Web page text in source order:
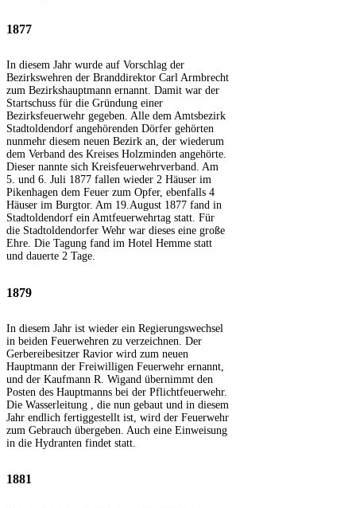
1877
In diesem Jahr wurde auf Vorschlag der
Bezirkswehren der Branddirektor Carl Armbrecht
zum Bezirkshauptmann ernannt. Damit war der
Startschuss für die Gründung einer
Bezirksfeuerwehr gegeben. Alle dem Amtsbezirk
Stadtoldendorf angehörenden Dörfer gehörten
nunmehr diesem neuen Bezirk an, der wiederum
dem Verband des Kreises Holzminden angehörte.
Dieser nannte sich Kreisfeuerwehrverband. Am
5. und 6. Juli 1877 fallen wieder 2 Häuser im
Pikenhagen dem Feuer zum Opfer, ebenfalls 4
Häuser im Burgtor. Am 19.August 1877 fand in
Stadtoldendorf ein Amtfeuerwehrtag statt. Für
die Stadtoldendorfer Wehr war dieses eine große
Ehre. Die Tagung fand im Hotel Hemme statt
und dauerte 2 Tage.
1879
In diesem Jahr ist wieder ein Regierungswechsel
in beiden Feuerwehren zu verzeichnen. Der
Gerbereibesitzer Ravior wird zum neuen
Hauptmann der Freiwilligen Feuerwehr ernannt,
und der Kaufmann R. Wigand übernimmt den
Posten des Hauptmanns bei der Pflichtfeuerwehr.
Die Wasserleitung , die nun gebaut und in diesem
Jahr endlich fertiggestellt ist, wird der Feuerwehr
zum Gebrauch übergeben. Auch eine Einweisung
in die Hydranten findet statt.
1881